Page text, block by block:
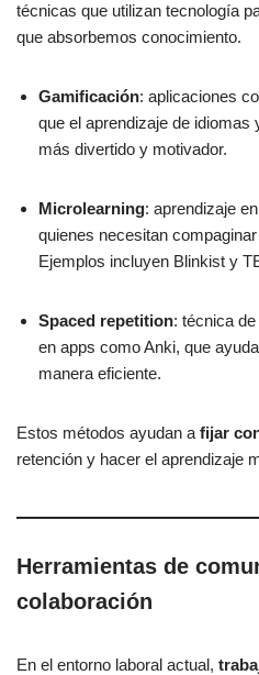
técnicas que utilizan tecnología
que absorbemos conocimiento.
Gamificación: aplicaciones
que el aprendizaje de
más divertido y motivador.
Microlearning: aprendizaje
quienes necesitan
Ejemplos incluyen Blinkist y
Spaced repetition: técnica
en apps como Anki, que
manera eficiente.
Estos métodos ayudan a fijar
retención y hacer el aprendizaje
Herramientas de
colaboración
En el entorno laboral actual,